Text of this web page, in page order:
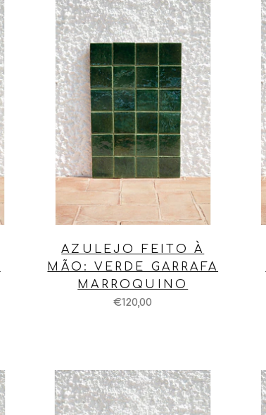
AZULEJO FEITO À
MÃO: VERDE GARRAFA
MARROQUINO
€120,00